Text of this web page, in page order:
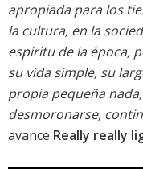
apropiada para los
la cultura, en la
espíritu de la época,
su vida simple, su
propia pequeña
desmoronarse,
avance Really really